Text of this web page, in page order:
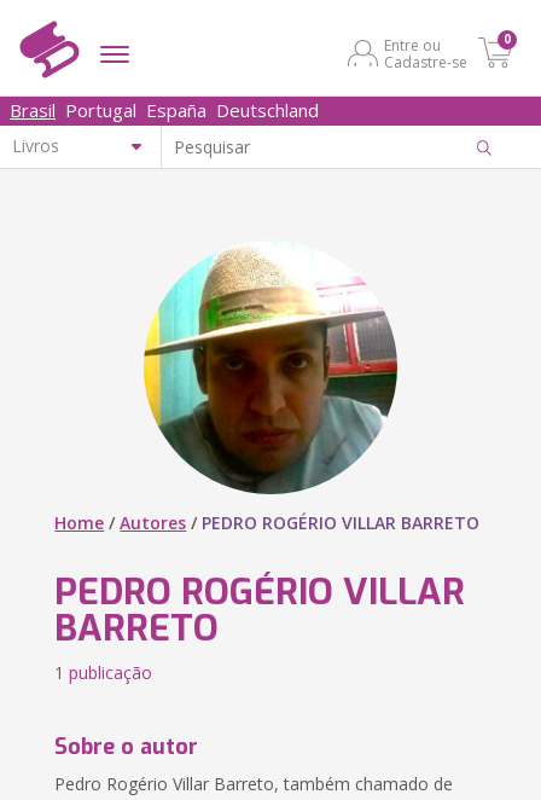
Entre ou
Cadastre-se
0
Brasil Portugal España Deutschland
Home /Autores / PEDRO ROGÉRIO VILLAR BARRETO
PEDRO ROGÉRIO VILLAR
BARRETO
1 publicação
Sobre o autor
Pedro Rogério Villar Barreto, também chamado de